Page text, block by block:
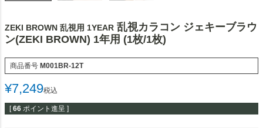
ZEKI BROWN 乱視用 1YEAR 乱視カラコン ジェキーブラウ
ン(ZEKI BROWN) 1年用 (1枚/1枚)
商品番号 M001BR-12T
¥7,249税込
[ 66 ポイント進呈 ]